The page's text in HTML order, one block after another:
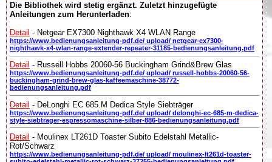
Die Bibliothek wird stetig ergänzt. Zuletzt hinzugefügte
Anleitungen zum Herunterladen:
Detail - Netgear EX7300 Nighthawk X4 WLAN Range
https://www.bedienungsanleitung-pdf.de/ upload/ netgear-ex7300-
nighthawk-x4-wlan-range-extender-repeater-31185-bedienungsanleitung.pdf
Detail - Russell Hobbs 20060-56 Buckingham Grind&Brew Glas
https://www.bedienungsanleitung-pdf.de/ upload/ russell-hobbs-20060-56-
buckingham-grind-brew-glas-kaffeemaschine-38772-
bedienungsanleitung.pdf
Detail - DeLonghi EC 685.M Dedica Style Siebträger
https://www.bedienungsanleitung-pdf.de/ upload/ delonghi-ec-685-m-dedica-
style-siebtrager-espressomaschine-silber-886-bedienungsanleitung.pdf
Detail - Moulinex LT261D Toaster Subito Edelstahl Metallic-
Rot/Schwarz
https://www.bedienungsanleitung-pdf.de/ upload/ moulinex-lt261d-toaster-